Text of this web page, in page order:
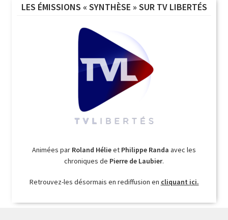
LES ÉMISSIONS « SYNTHÈSE » SUR TV LIBERTÉS
Animées par Roland Hélieet Philippe Randa avec les
chroniques de Pierre de Laubier.
Retrouvez-les désormais en rediffusion en cliquant ici.